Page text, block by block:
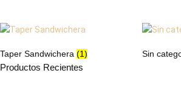
Taper Sandwichera (1) Sin
Productos Recientes